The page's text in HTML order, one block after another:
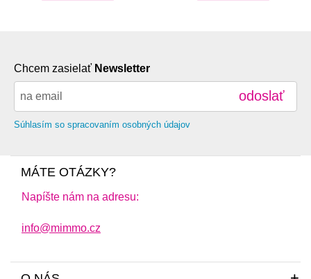
Chcem zasielať Newsletter
odoslať
Súhlasím so spracovaním osobných údajov
MÁTE OTÁZKY?
Napíšte nám na adresu:
info@mimmo.cz